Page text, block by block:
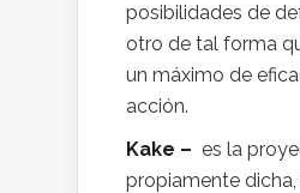
posibilidades de
otro de tal forma
un máximo de
acción.
Kake – es la
propiamente